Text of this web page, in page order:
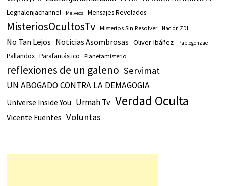
Legnalenjachannel Melvecs Mensajes Revelados
MisteriosOcultosTv Misterios Sin Resolver Nación ZDI
No Tan Lejos Noticias Asombrosas Oliver Ibáñez Pablogonzae
Pallandox Parafantástico Planetamisterio
reflexiones de un galeno Servimat
UN ABOGADO CONTRA LA DEMAGOGIA
Universe Inside You Urmah Tv Verdad Oculta
Vicente Fuentes Voluntas